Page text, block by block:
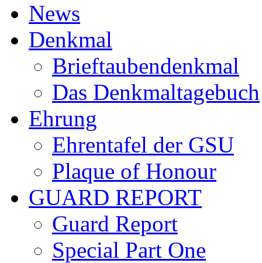
News
Denkmal
Brieftaubendenkmal
Das Denkmaltagebuch
Ehrung
Ehrentafel der GSU
Plaque of Honour
GUARD REPORT
Guard Report
Special Part One